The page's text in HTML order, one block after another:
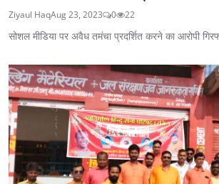
Ziyaul HaqAug 23, 2023 0 22
सोशल मीडिया पर अवैध तमंचा प्रदर्शित करने का आरोपी